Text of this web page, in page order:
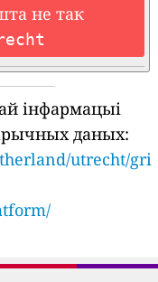
не так
інфармацыі
даных:
utrecht/gri